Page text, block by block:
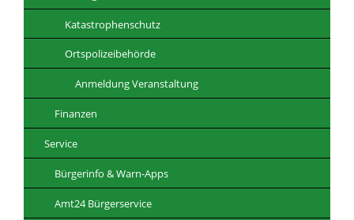
Katastrophenschutz
Ortspolizeibehörde
Anmeldung Veranstaltung
Finanzen
Service
Bürgerinfo & Warn-Apps
Amt24 Bürgerservice